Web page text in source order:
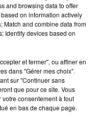
bébé de trois mois
SE FAIRE
DE LA...
and browsing data to offer
on information actively
Match and combine data from
Identify devices based on
et fermer", ou affiner en
dans "Gérer mes choix".
sur "Continuer sans
que pour ce site. Vous
consentement à tout
en bas de chaque page.